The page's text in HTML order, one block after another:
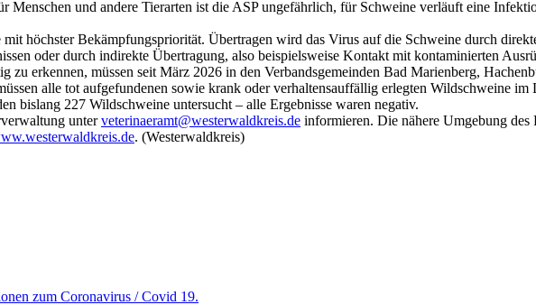
Menschen und andere Tierarten ist die ASP ungefährlich, für Schweine verläuft eine
höchster Bekämpfungspriorität. Übertragen wird das Virus auf die Schweine durch
oder durch indirekte Übertragung, also beispielsweise Kontakt mit kontaminierten
erkennen, müssen seit März 2026 in den Verbandsgemeinden Bad Marienberg,
alle tot aufgefundenen sowie krank oder verhaltensauffällig erlegten Wildschweine
bislang 227 Wildschweine untersucht – alle Ergebnisse waren negativ.
unterveterinaeramt@westerwaldkreis.de informieren. Die nähere Umgebung
. (Westerwaldkreis)
zum Coronavirus / Covid 19.